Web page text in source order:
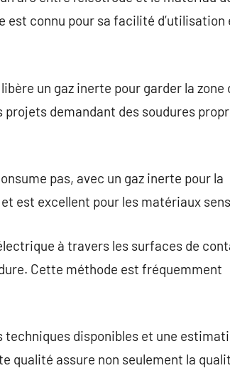
connu pour sa facilité d’utilisation
un gaz inerte pour garder la zone
demandant des soudures
pas, avec un gaz inerte pour la
est excellent pour les matériaux
à travers les surfaces de
Cette méthode est fréquemment
techniques disponibles et une
qualité assure non seulement la